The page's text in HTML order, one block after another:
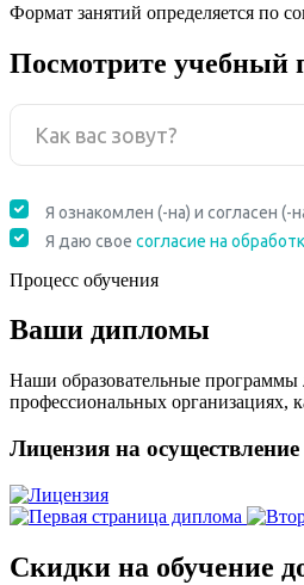
Формат занятий определяется по
Посмотрите учебный
Процесс обучения
Ваши дипломы
Наши образовательные
профессиональных организациях,
Лицензия на
Скидки на обучение